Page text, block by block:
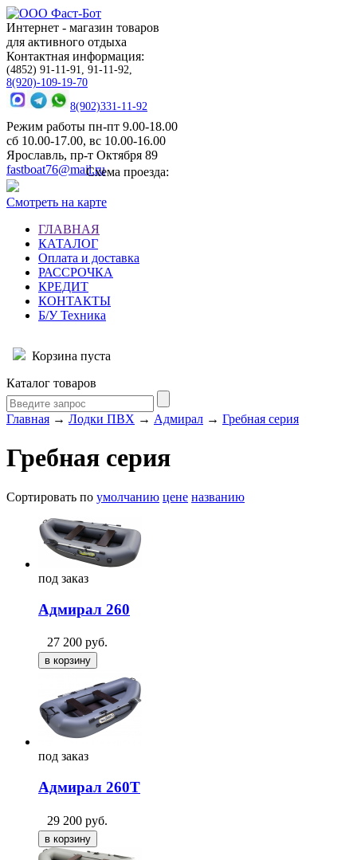
Интернет - магазин товаров
для активного отдыха
Контактная информация:
(4852) 91-11-91, 91-11-92,
8(920)-109-19-70
8(902)331-11-92
Режим работы пн-пт 9.00-18.00
сб 10.00-17.00, вс 10.00-16.00
Ярославль, пр-т Октября 89
fastboat76@mail.ruСхема проезда:
Смотреть на карте
ГЛАВНАЯ
КАТАЛОГ
Оплата и доставка
РАССРОЧКА
КРЕДИТ
КОНТАКТЫ
Б/У Техника
Корзина пуста
Каталог товаров
Главная → Лодки ПВХ → Адмирал → Гребная серия
Гребная серия
Сортировать по умолчанию цене названию
под заказ
Адмирал 260
27 200 руб.
под заказ
Адмирал 260Т
29 200 руб.